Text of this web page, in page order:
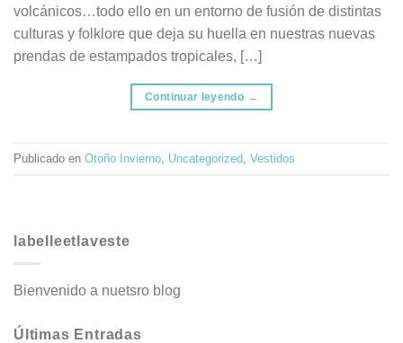
volcánicos…todo ello en un entorno de fusión de distintas
culturas y folklore que deja su huella en nuestras nuevas
prendas de estampados tropicales, […]
Continuar leyendo →
Publicado en Otoño Invierno Uncategorized Vestidos
labelleetlaveste
Bienvenido a nuetsro blog
Últimas Entradas